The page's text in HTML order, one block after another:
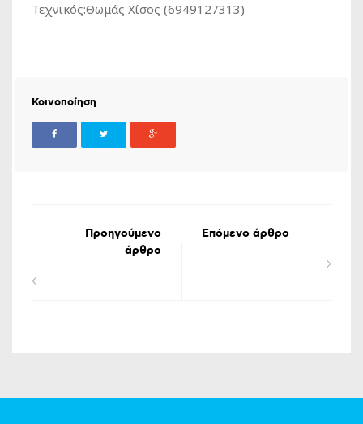
Τεχνικός:Θωμάς Χίσος (6949127313)
Κοινοποίηση
Προηγούμενο
άρθρο
Επόμενο άρθρο